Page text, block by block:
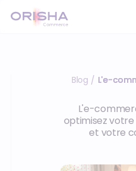
Blog / L'e-
L'e-
optimisez
et votre